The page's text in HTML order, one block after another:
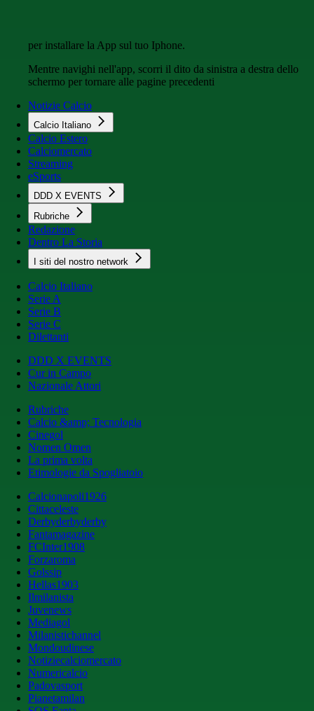
per installare la App sul tuo Iphone.
Mentre navighi nell'app, scorri il dito da sinistra a destra dello
schermo per tornare alle pagine precedenti
Notizie Calcio
Calcio Italiano
Calcio Estero
Calciomercato
Streaming
eSports
DDD X EVENTS
Rubriche
Redazione
Dentro La Storia
I siti del nostro network
Calcio Italiano
Serie A
Serie B
Serie C
Dilettanti
DDD X EVENTS
Cur in Campo
Nazionale Attori
Rubriche
Calcio &amp; Tecnologia
Cinegol
Nomen Omen
La prima volta
Etimologie da Spogliatoio
Calcionapoli1926
Cittaceleste
Derbyderbyderby
Fantamagazine
FCInter1908
Forzaroma
Golssip
Hellas1903
Ilmilanista
Juvenews
Mediagol
Milanistichannel
Mondoudinese
Notiziecalciomercato
Numericalcio
Padovasport
Pianetamilan